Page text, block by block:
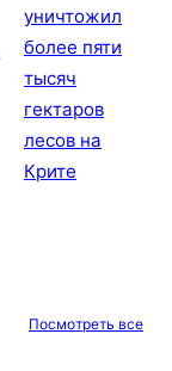
Посмотреть все